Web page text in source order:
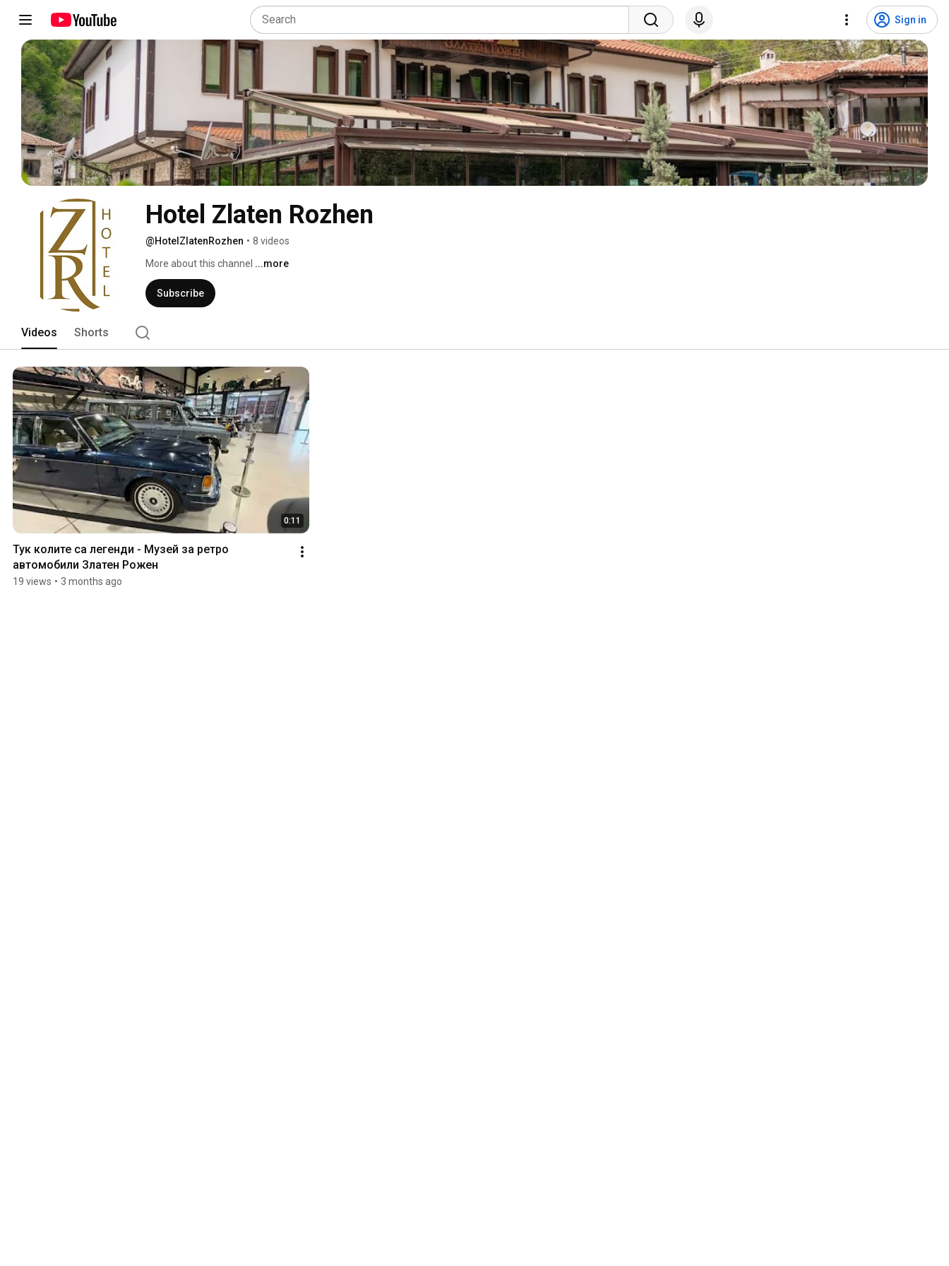
Sign in
Hotel Zlaten Rozhen
@HotelZlatenRozhen • 8 videos
More about this channel ...more
Subscribe
Videos Shorts
0:11
Тук колите са легенди - Музей за ретро
автомобили Златен Рожен
19 views • 3 months ago